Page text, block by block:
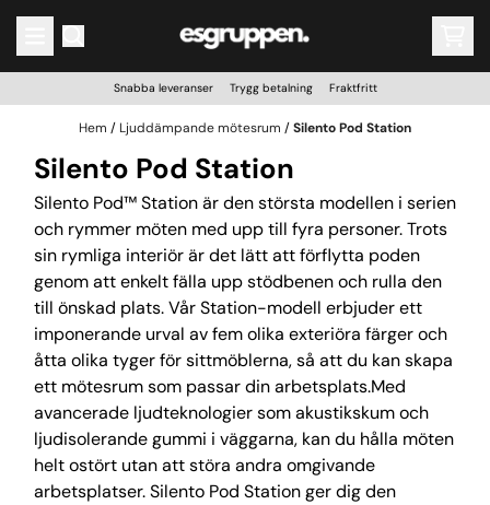
Hoppa till innehåll
Snabba leveranser Trygg betalning Fraktfritt
Hem / Ljuddämpande mötesrum /Silento Pod Station
Silento Pod Station
Silento Pod™ Station är den största modellen i serien
och rymmer möten med upp till fyra personer. Trots
sin rymliga interiör är det lätt att förflytta poden
genom att enkelt fälla upp stödbenen och rulla den
till önskad plats. Vår Station-modell erbjuder ett
imponerande urval av fem olika exteriöra färger och
åtta olika tyger för sittmöblerna, så att du kan skapa
ett mötesrum som passar din arbetsplats.Med
avancerade ljudteknologier som akustikskum och
ljudisolerande gummi i väggarna, kan du hålla möten
helt ostört utan att störa andra omgivande
arbetsplatser. Silento Pod Station ger dig den